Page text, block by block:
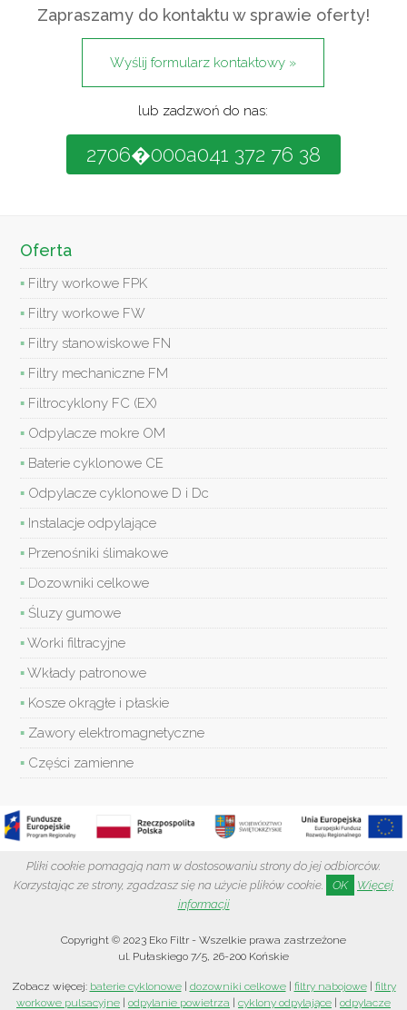
Zapraszamy do kontaktu w sprawie oferty!
Wyślij formularz kontaktowy »
lub zadzwoń do nas:
41 372 76 38
Oferta
Filtry workowe FPK
Filtry workowe FW
Filtry stanowiskowe FN
Filtry mechaniczne FM
Filtrocyklony FC (EX)
Odpylacze mokre OM
Baterie cyklonowe CE
Odpylacze cyklonowe D i Dc
Instalacje odpylające
Przenośniki ślimakowe
Dozowniki celkowe
Śluzy gumowe
Worki filtracyjne
Wkłady patronowe
Kosze okrągłe i płaskie
Zawory elektromagnetyczne
Części zamienne
Pliki cookie pomagają nam w dostosowaniu strony do jej odbiorców.
Korzystając ze strony, zgadzasz się na użycie plików cookie.
OK
Więcej
informacji
Copyright © 2023 Eko Filtr - Wszelkie prawa zastrzeżone
ul. Pułaskiego 7/5, 26-200 Końskie
Zobacz więcej: baterie cyklonowe| dozowniki celkowe| filtry nabojowe| filtry
workowe pulsacyjne
odpylanie powietrza cyklony odpylające odpylacze